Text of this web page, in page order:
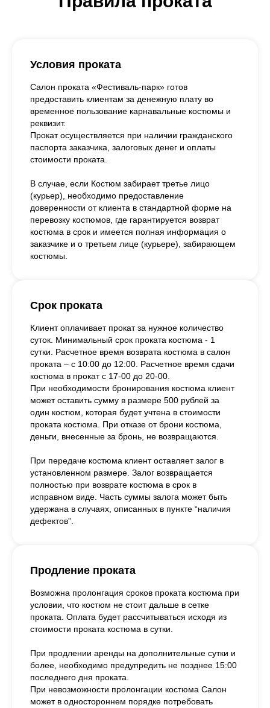
Условия проката
Салон проката «Фестиваль-парк» готов
предоставить клиентам за денежную плату во
временное пользование карнавальные костюмы и
реквизит.
Прокат осуществляется при наличии гражданского
паспорта заказчика, залоговых денег и оплаты
стоимости проката.
В случае, если Костюм забирает третье лицо
(курьер), необходимо предоставление
доверенности от клиента в стандартной форме на
перевозку костюмов, где гарантируется возврат
костюма в срок и имеется полная информация о
заказчике и о третьем лице (курьере), забирающем
костюмы.
Срок проката
Клиент оплачивает прокат за нужное количество
суток. Минимальный срок проката костюма - 1
сутки. Расчетное время возврата костюма в салон
проката – с 10:00 до 12:00. Расчетное время сдачи
костюма в прокат с 17-00 до 20-00.
При необходимости бронирования костюма клиент
может оставить сумму в размере 500 рублей за
один костюм, которая будет учтена в стоимости
проката костюма. При отказе от брони костюма,
деньги, внесенные за бронь, не возвращаются.
При передаче костюма клиент оставляет залог в
установленном размере. Залог возвращается
полностью при возврате костюма в срок в
исправном виде. Часть суммы залога может быть
удержана в случаях, описанных в пункте “наличия
дефектов”.
Продление проката
Возможна пролонгация сроков проката костюма при
условии, что костюм не стоит дальше в сетке
проката. Оплата будет рассчитываться исходя из
стоимости проката костюма в сутки.
При продлении аренды на дополнительные сутки и
более, необходимо предупредить не позднее 15:00
последнего дня проката.
При невозможности пролонгации костюма Салон
может в одностороннем порядке потребовать